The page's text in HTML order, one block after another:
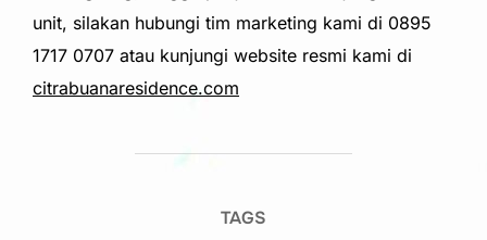
unit, silakan hubungi tim marketing kami di 0895
1717 0707 atau kunjungi website resmi kami di
citrabuanaresidence.com
TAGS